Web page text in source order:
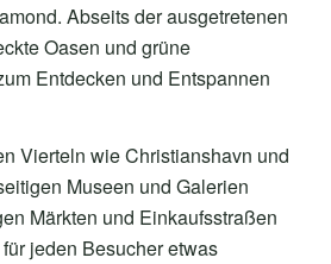
Abseits der ausgetretenen
Oasen und grüne
Entdecken und Entspannen
Vierteln wie Christianshavn und
Museen und Galerien
Märkten und Einkaufsstraßen
jeden Besucher etwas